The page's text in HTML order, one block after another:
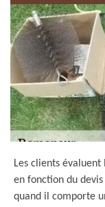
Les clients
en fonction du
quand il comporte